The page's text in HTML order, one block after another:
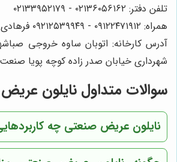
تلفن دفتر: ۰۲۱۳۶۰۵۶۱۶۲ - ۰۲۱۳۳۹۵۲۱۷۹
همراه: ۰۹۱۲۲۴۷۱۹۱۲ - ۰۹۲۱۲۵۳۹۹۴۹ فرهادی
آدرس کارخانه: اتوبان ساوه خروجی
شهرداری خیابان صدر زاده کوچه پویا صنعت
سوالات متداول نایلون
نایلون عریض صنعتی چه